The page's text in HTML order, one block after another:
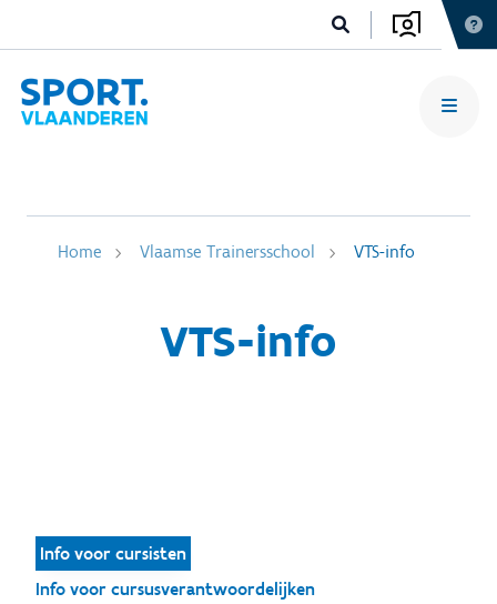
Home Vlaamse Trainersschool VTS-info
VTS-info
Info voor cursisten
Info voor cursusverantwoordelijken